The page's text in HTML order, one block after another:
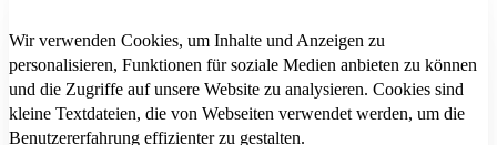
Wir verwenden Cookies, um Inhalte und Anzeigen zu
personalisieren, Funktionen für soziale Medien anbieten zu können
und die Zugriffe auf unsere Website zu analysieren. Cookies sind
kleine Textdateien, die von Webseiten verwendet werden, um die
Benutzererfahrung effizienter zu gestalten.